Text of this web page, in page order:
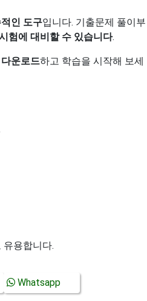
인 도구입니다. 기출문제 풀이부
험에 대비할 수 있습니다.
운로드하고 학습을 시작해 보세
유용합니다.
Whatsapp